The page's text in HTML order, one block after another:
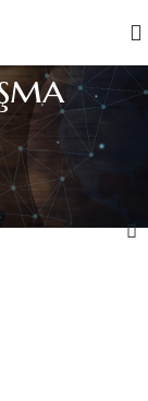
sonuç gösteriliyor